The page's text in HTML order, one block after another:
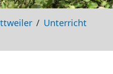
Unterricht